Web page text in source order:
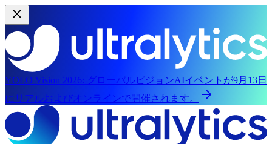
YOLO Vision 2026: グローバルビジョンAIイベントが9月13日
にリアルおよびオンラインで開催されます。